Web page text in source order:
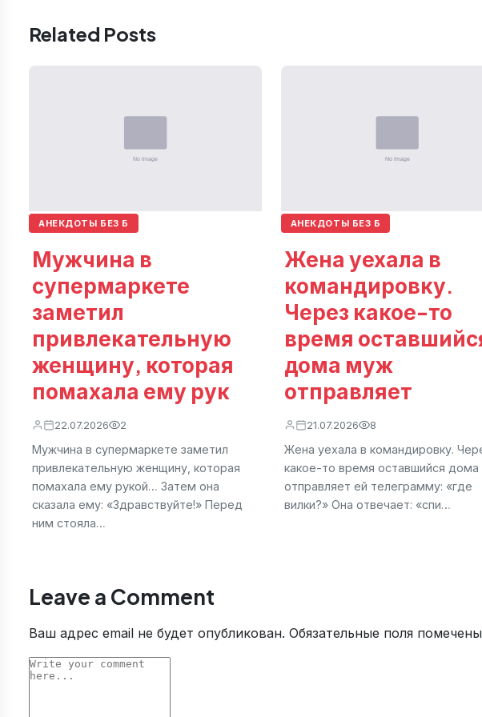
Related Posts
АНЕКДОТЫ БЕЗ Б
Мужчина в
супермаркете
заметил
привлекательную
женщину, которая
помахала ему рук
22.07.2026 2
Мужчина в супермаркете заметил
привлекательную женщину, которая
помахала ему рукой… Затем она
сказала ему: «Здравствуйте!» Перед
ним стояла…
АНЕКДОТЫ БЕЗ Б
Жена уехала в
командировку.
Через какое-то
время
дома муж
отправляет
21.07.2026 8
Жена уехала в командировку.
какое-то время оставшийся
отправляет ей телеграмму: «где
вилки?» Она отвечает: «спи…
Leave a Comment
Ваш адрес email не будет опубликован. Обязательные поля помечены
Comment